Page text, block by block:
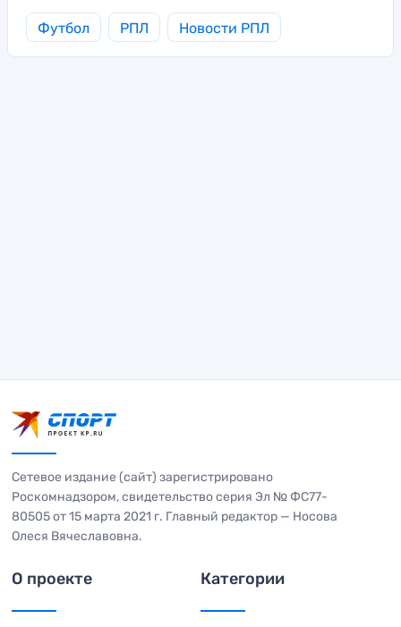
Футбол РПЛ Новости РПЛ
Сетевое издание (сайт) зарегистрировано
Роскомнадзором, свидетельство серия Эл № ФС77-
80505 от 15 марта 2021 г. Главный редактор — Носова
Олеся Вячеславовна.
О проекте Категории